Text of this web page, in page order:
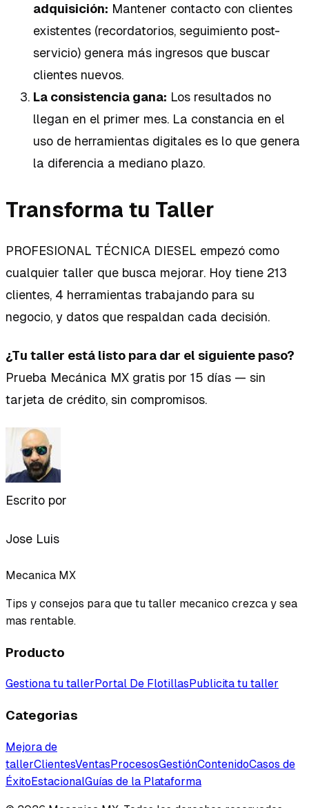
adquisición: Mantener contacto con clientes
existentes (recordatorios, seguimiento post-
servicio) genera más ingresos que buscar
clientes nuevos.
La consistencia gana: Los resultados no
llegan en el primer mes. La constancia en el
uso de herramientas digitales es lo que genera
la diferencia a mediano plazo.
Transforma tu Taller
PROFESIONAL TÉCNICA DIESEL empezó como
cualquier taller que busca mejorar. Hoy tiene 213
clientes, 4 herramientas trabajando para su
negocio, y datos que respaldan cada decisión.
¿Tu taller está listo para dar el siguiente paso?
Prueba Mecánica MX gratis por 15 días — sin
tarjeta de crédito, sin compromisos.
Escrito por
Jose Luis
Mecanica MX
Tips y consejos para que tu taller mecanico crezca y sea
mas rentable.
Producto
Gestiona tu taller Portal De Flotillas Publicita tu taller
Categorias
Mejora de
tallerClientesVentasProcesosGestiónContenidoCasos de
ÉxitoEstacionalGuías de la Plataforma